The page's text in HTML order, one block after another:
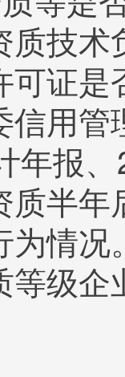
技术
证是
用管
年报
半年
为情况
级企